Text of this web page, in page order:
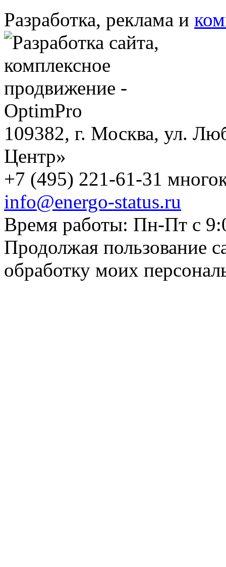
Разработка, реклама и
109382, г. Москва, ул.
Центр»
+7 (495) 221-61-31
info@energo-status.ru
Время работы: Пн-Пт с
Продолжая пользование
обработку моих